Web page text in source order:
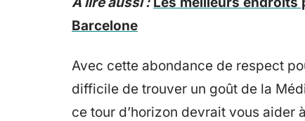
Barcelone
Avec cette abondance de respect
difficile de trouver un goût de la
ce tour d’horizon devrait vous aider